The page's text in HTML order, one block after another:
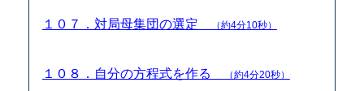
１０７．対局母集団の選定 （約4分10秒）
１０８．自分の方程式を作る （約4分20秒）